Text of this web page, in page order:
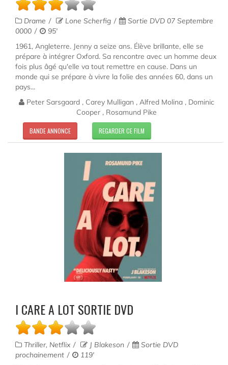
Drame Lone Scherfig
Sortie DVD 07 Septembre
0000
95'
1961, Angleterre. Jenny a seize ans. Élève brillante, elle se
prépare à intégrer Oxford. Sa rencontre avec un homme deux
fois plus âgé qu'elle va tout remettre en cause. Dans un
monde qui se prépare à vivre la folie des années 60, dans un
pays...
Peter Sarsgaard , Carey Mulligan , Alfred Molina , Dominic
Cooper , Rosamund Pike
BANDE ANNONCE REGARDER CE FILM
I CARE A LOT SORTIE DVD
Thriller, Netflix J Blakeson
Sortie DVD
prochainement
119'